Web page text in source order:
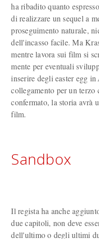
ha ribadito quanto
di realizzare un sequel a
proseguimento naturale,
dell'incasso facile. Ma
mentre lavora sui film si
mente per eventuali
inserire degli easter egg in
collegamento per un terzo
confermato, la storia avrà
film.
Sandbox
Il regista ha anche
due capitoli, non deve
dell'ultimo o degli ultimi